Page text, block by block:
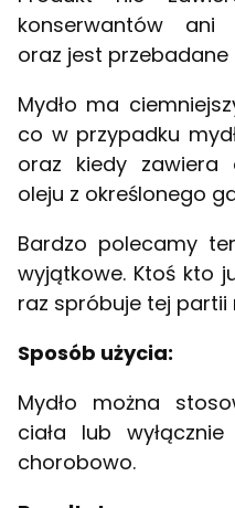
konserwantów ani
oraz jest
Mydło ma
co w przypadku
oraz kiedy zawiera
oleju z określonego
Bardzo polecamy
wyjątkowe. Ktoś kto
raz spróbuje tej partii
Sposób użycia:
Mydło można
ciała lub
chorobowo.